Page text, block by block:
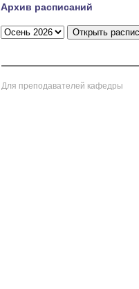
Архив расписаний
Для преподавателей кафедры